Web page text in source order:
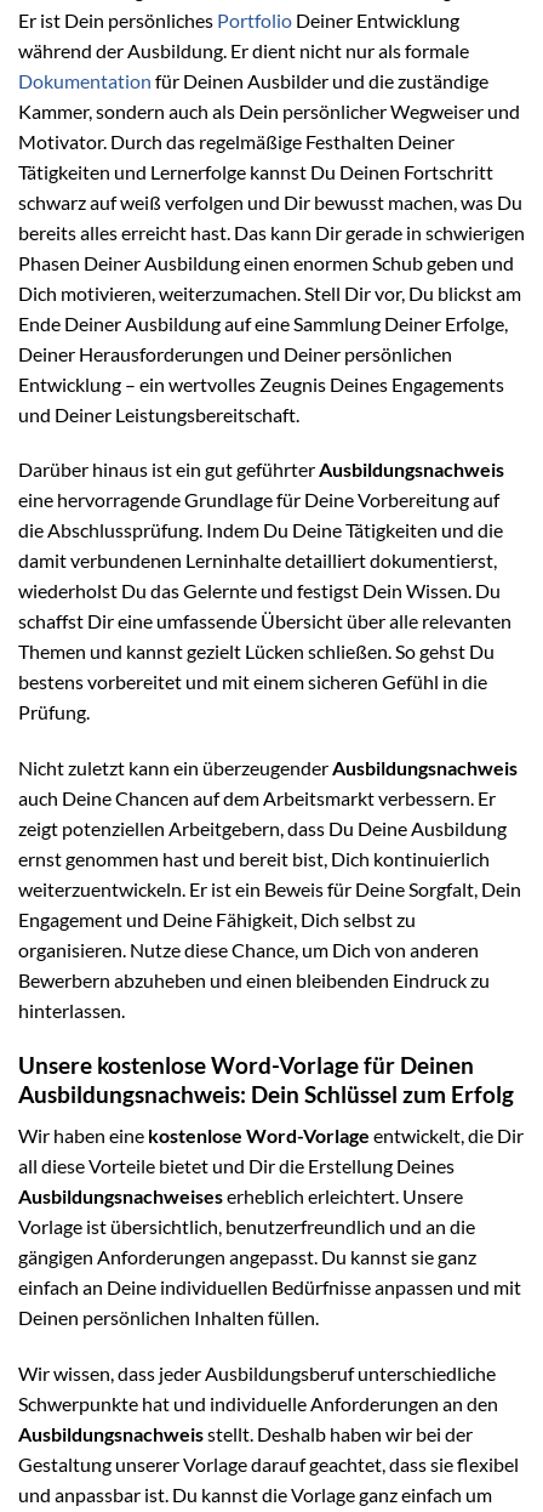
Er ist Dein persönliches Portfolio Deiner Entwicklung
während der Ausbildung. Er dient nicht nur als formale
Dokumentation für Deinen Ausbilder und die zuständige
Kammer, sondern auch als Dein persönlicher Wegweiser und
Motivator. Durch das regelmäßige Festhalten Deiner
Tätigkeiten und Lernerfolge kannst Du Deinen Fortschritt
schwarz auf weiß verfolgen und Dir bewusst machen, was Du
bereits alles erreicht hast. Das kann Dir gerade in schwierigen
Phasen Deiner Ausbildung einen enormen Schub geben und
Dich motivieren, weiterzumachen. Stell Dir vor, Du blickst am
Ende Deiner Ausbildung auf eine Sammlung Deiner Erfolge,
Deiner Herausforderungen und Deiner persönlichen
Entwicklung – ein wertvolles Zeugnis Deines Engagements
und Deiner Leistungsbereitschaft.
Darüber hinaus ist ein gut geführterAusbildungsnachweis
eine hervorragende Grundlage für Deine Vorbereitung auf
die Abschlussprüfung. Indem Du Deine Tätigkeiten und die
damit verbundenen Lerninhalte detailliert dokumentierst,
wiederholst Du das Gelernte und festigst Dein Wissen. Du
schaffst Dir eine umfassende Übersicht über alle relevanten
Themen und kannst gezielt Lücken schließen. So gehst Du
bestens vorbereitet und mit einem sicheren Gefühl in die
Prüfung.
Nicht zuletzt kann ein überzeugenderAusbildungsnachweis
auch Deine Chancen auf dem Arbeitsmarkt verbessern. Er
zeigt potenziellen Arbeitgebern, dass Du Deine Ausbildung
ernst genommen hast und bereit bist, Dich kontinuierlich
weiterzuentwickeln. Er ist ein Beweis für Deine Sorgfalt, Dein
Engagement und Deine Fähigkeit, Dich selbst zu
organisieren. Nutze diese Chance, um Dich von anderen
Bewerbern abzuheben und einen bleibenden Eindruck zu
hinterlassen.
Unsere kostenlose Word-Vorlage für Deinen
Ausbildungsnachweis: Dein Schlüssel zum Erfolg
Wir haben eine kostenlose Word-Vorlage entwickelt, die Dir
all diese Vorteile bietet und Dir die Erstellung Deines
Ausbildungsnachweiseserheblich erleichtert. Unsere
Vorlage ist übersichtlich, benutzerfreundlich und an die
gängigen Anforderungen angepasst. Du kannst sie ganz
einfach an Deine individuellen Bedürfnisse anpassen und mit
Deinen persönlichen Inhalten füllen.
Wir wissen, dass jeder Ausbildungsberuf unterschiedliche
Schwerpunkte hat und individuelle Anforderungen an den
Ausbildungsnachweisstellt. Deshalb haben wir bei der
Gestaltung unserer Vorlage darauf geachtet, dass sie flexibel
und anpassbar ist. Du kannst die Vorlage ganz einfach um